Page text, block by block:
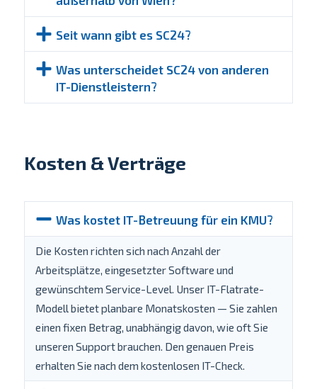
Seit wann gibt es SC24?
Was unterscheidet SC24 von anderen
IT-Dienstleistern?
Kosten & Verträge
Was kostet IT-Betreuung für ein KMU?
Die Kosten richten sich nach Anzahl der
Arbeitsplätze, eingesetzter Software und
gewünschtem Service-Level. Unser IT-Flatrate-
Modell bietet planbare Monatskosten — Sie zahlen
einen fixen Betrag, unabhängig davon, wie oft Sie
unseren Support brauchen. Den genauen Preis
erhalten Sie nach dem kostenlosen IT-Check.